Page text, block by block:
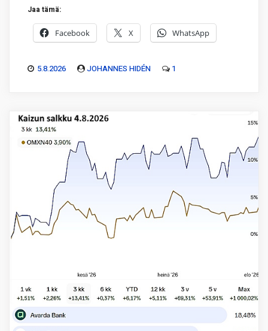
Jaa tämä:
Facebook X WhatsApp
5.8.2026 JOHANNES HIDÉN 1